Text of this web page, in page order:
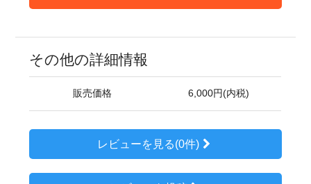
その他の詳細情報
販売価格 6,000円(内税)
レビューを見る(0件)